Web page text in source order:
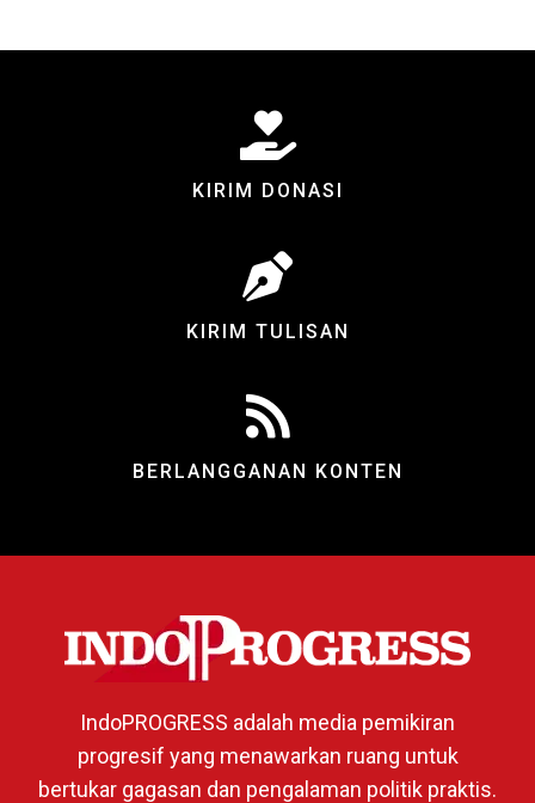
KIRIM DONASI
KIRIM TULISAN
BERLANGGANAN KONTEN
IndoPROGRESS adalah media pemikiran
progresif yang menawarkan ruang untuk
bertukar gagasan dan pengalaman politik praktis.